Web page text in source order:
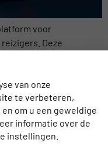
voor
Deze
Dertour hun
heeft op de
100 minuten per dag
van onze
te verbeteren,
om u een geweldige
informatie over de
instellingen.